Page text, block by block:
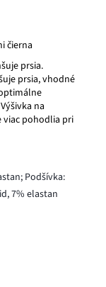
čierna
prsia.
prsia, vhodné
na
viac pohodlia pri
Podšívka:
7% elastan